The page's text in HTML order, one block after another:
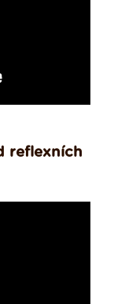
reflexních